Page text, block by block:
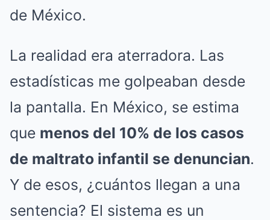
de México.
La realidad era aterradora. Las
estadísticas me golpeaban desde
la pantalla. En México, se estima
que menos del 10% de los casos
de maltrato infantil se denuncian.
Y de esos, ¿cuántos llegan a una
sentencia? El sistema es un